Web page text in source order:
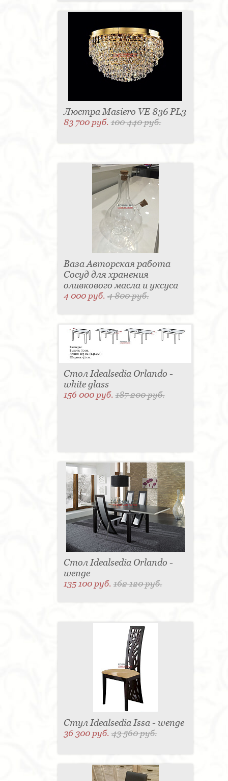
Люстра Masiero VE 836 PL3
83 700 руб.100 440 руб.
Ваза Авторская работа
Сосуд для хранения
оливкового масла и уксуса
4 000 руб.4 800 руб.
Стол Idealsedia Orlando -
white glass
156 000 руб.187 200 руб.
Стол Idealsedia Orlando -
wenge
135 100 руб.162 120 руб.
Стул Idealsedia Issa - wenge
36 300 руб.43 560 руб.